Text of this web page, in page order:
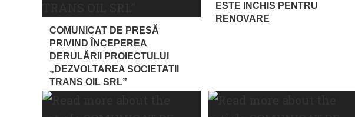
COMUNICAT DE PRESĂ
PRIVIND ÎNCEPEREA
DERULĂRII PROIECTULUI
„DEZVOLTAREA SOCIETATII
TRANS OIL SRL”
ESTE INCHIS PENTRU
RENOVARE